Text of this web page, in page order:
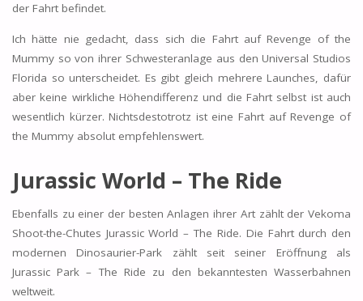
der Fahrt befindet.
Ich hätte nie gedacht, dass sich die Fahrt auf Revenge of the
Mummy so von ihrer Schwesteranlage aus den Universal Studios
Florida so unterscheidet. Es gibt gleich mehrere Launches, dafür
aber keine wirkliche Höhendifferenz und die Fahrt selbst ist auch
wesentlich kürzer. Nichtsdestotrotz ist eine Fahrt auf Revenge of
the Mummy absolut empfehlenswert.
Jurassic World – The Ride
Ebenfalls zu einer der besten Anlagen ihrer Art zählt der Vekoma
Shoot-the-Chutes Jurassic World – The Ride. Die Fahrt durch den
modernen Dinosaurier-Park zählt seit seiner Eröffnung als
Jurassic Park – The Ride zu den bekanntesten Wasserbahnen
weltweit.